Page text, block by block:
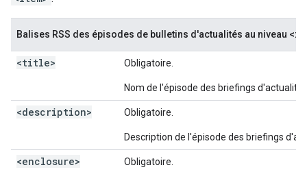
Balises RSS des épisodes de bulletins d'actualités au niveau
<title> Obligatoire.
Nom de l'épisode des briefings
<description> Obligatoire.
Description de l'épisode des briefings
<enclosure> Obligatoire.